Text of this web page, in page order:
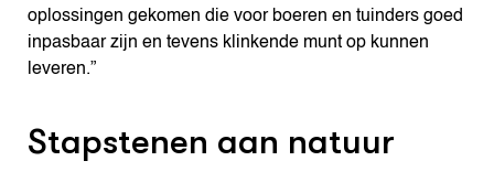
oplossingen gekomen die voor boeren en tuinders goed
inpasbaar zijn en tevens klinkende munt op kunnen
leveren.”
Stapstenen aan natuur